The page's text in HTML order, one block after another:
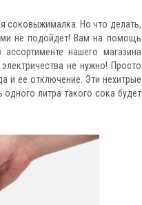
соковыжималка. Но что делать,
не подойдет! Вам на помощь
нашего магазина
не нужно! Просто
и ее отключение. Эти нехитрые
литра такого сока будет